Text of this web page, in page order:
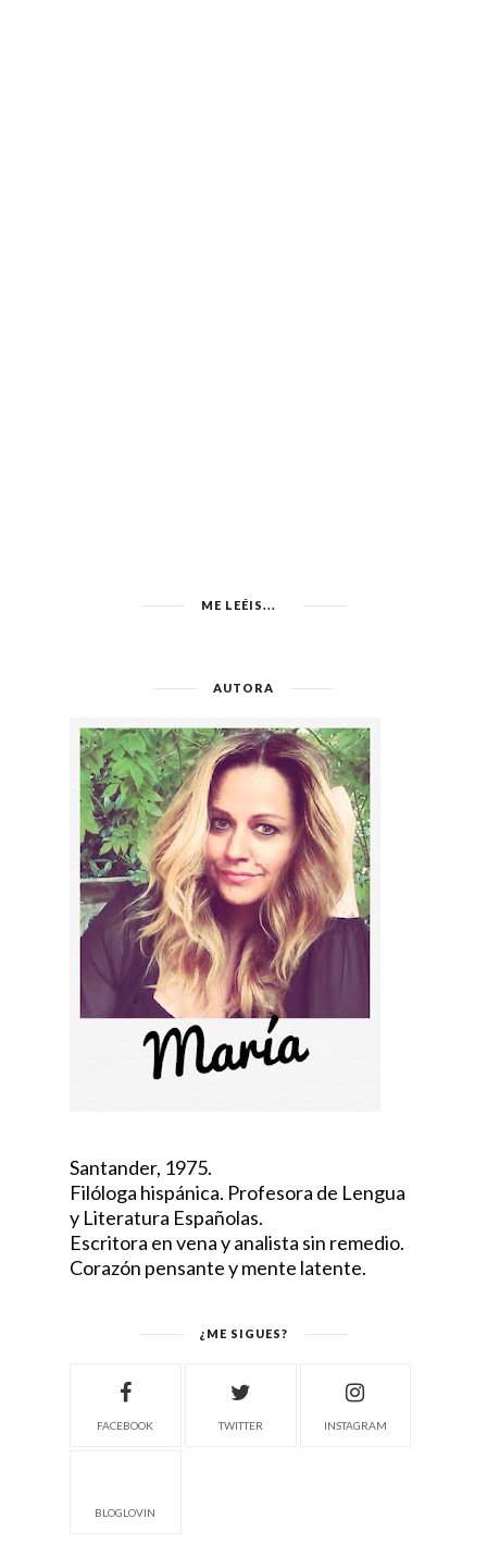
ME LEÉIS...
AUTORA
Santander, 1975.
Filóloga hispánica. Profesora de Lengua
y Literatura Españolas.
Escritora en vena y analista sin remedio.
Corazón pensante y mente latente.
¿ME SIGUES?
FACEBOOK TWITTER INSTAGRAM
BLOGLOVIN